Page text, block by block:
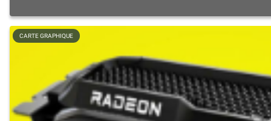
CARTE GRAPHIQUE